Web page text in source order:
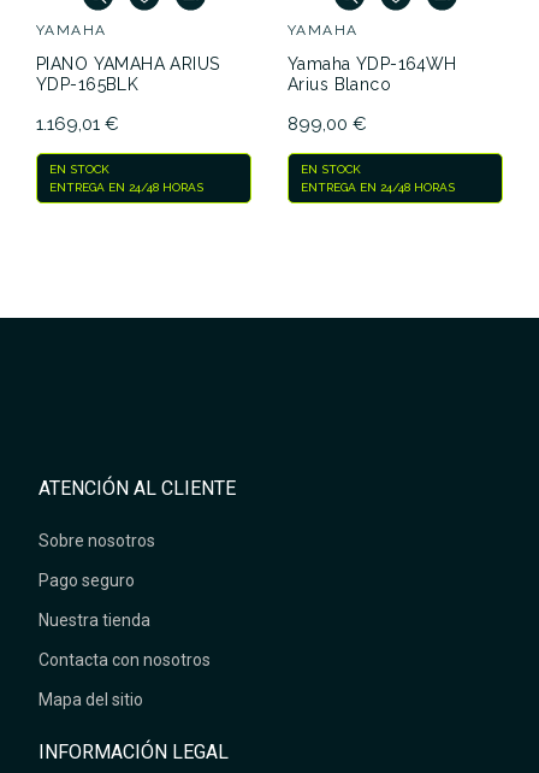
YAMAHA
PIANO YAMAHA ARIUS
YDP-165BLK
1.169,01 €
EN STOCK
ENTREGA EN 24/48 HORAS
YAMAHA
Yamaha YDP-164WH
Arius Blanco
899,00 €
EN STOCK
ENTREGA EN 24/48 HORAS
ATENCIÓN AL CLIENTE
Sobre nosotros
Pago seguro
Nuestra tienda
Contacta con nosotros
Mapa del sitio
INFORMACIÓN LEGAL